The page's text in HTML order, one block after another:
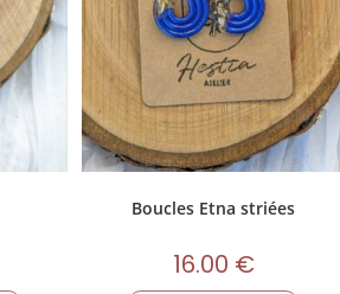
Boucles Etna striées
16.00 €